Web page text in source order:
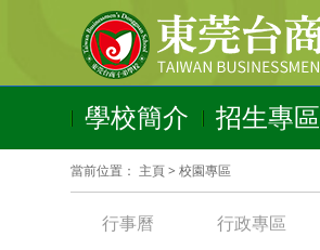
學校簡介 招生專區
當前位置： 主頁> 校園專區
行事曆 行政專區